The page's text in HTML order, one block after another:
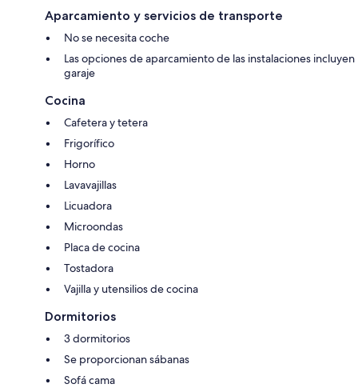
Aparcamiento y servicios de transporte
No se necesita coche
Las opciones de aparcamiento de las instalaciones incluyen
garaje
Cocina
Cafetera y tetera
Frigorífico
Horno
Lavavajillas
Licuadora
Microondas
Placa de cocina
Tostadora
Vajilla y utensilios de cocina
Dormitorios
3 dormitorios
Se proporcionan sábanas
Sofá cama